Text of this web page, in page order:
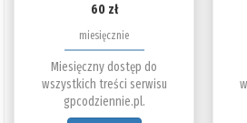
60 zł
miesięcznie
Miesięczny dostęp do
wszystkich treści serwisu
gpcodziennie.pl.